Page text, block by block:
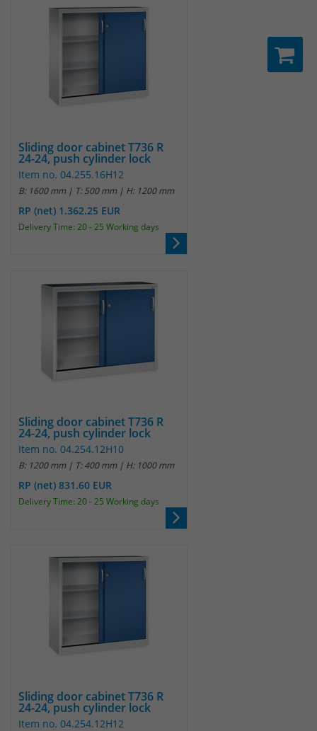
Sliding door cabinet T736 R
24-24, push cylinder lock
Item no. 04.255.16H12
B: 1600 mm | T: 500 mm | H: 1200 mm
RP (net) 1.362.25 EUR
Delivery Time: 20 - 25 Working days
Sliding door cabinet T736 R
24-24, push cylinder lock
Item no. 04.254.12H10
B: 1200 mm | T: 400 mm | H: 1000 mm
RP (net) 831.60 EUR
Delivery Time: 20 - 25 Working days
Sliding door cabinet T736 R
24-24, push cylinder lock
Item no. 04.254.12H12